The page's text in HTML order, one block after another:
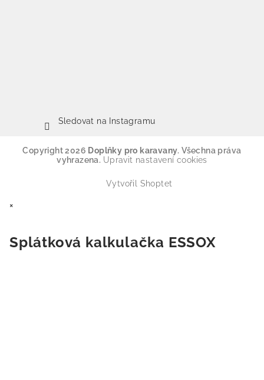
Sledovat na Instagramu
Copyright 2026 Doplňky pro karavany. Všechna práva
vyhrazena. Upravit nastavení cookies
Vytvořil Shoptet
×
Splátková kalkulačka ESSOX